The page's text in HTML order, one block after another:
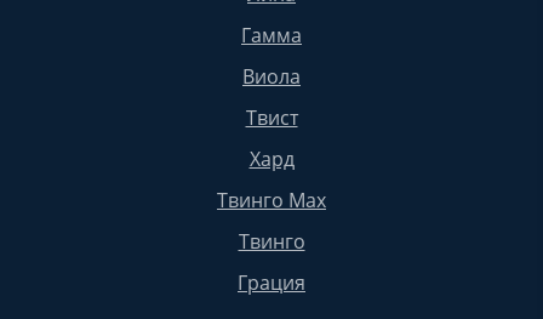
Гамма
Виола
Твист
Хард
Твинго Max
Твинго
Грация